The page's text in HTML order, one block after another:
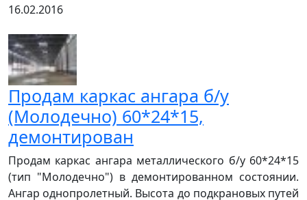
16.02.2016
Продам каркас ангара б/у
(Молодечно) 60*24*15,
демонтирован
Продам каркас ангара металлического б/у 60*24*15
(тип "Молодечно") в демонтированном состоянии.
Ангар однопролетный. Высота до подкрановых путей